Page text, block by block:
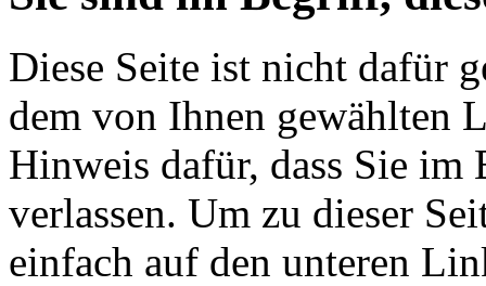
Diese Seite ist nicht dafür
dem von Ihnen gewählten
Hinweis dafür, dass Sie im
verlassen. Um zu dieser
einfach auf den unteren